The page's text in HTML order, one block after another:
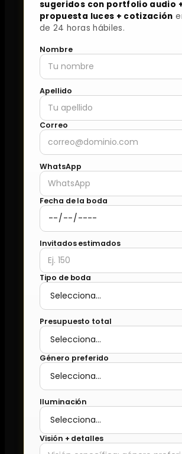
sugeridos con portfolio audio
propuesta luces + cotización
de 24 horas hábiles.
Nombre
Apellido
Correo
WhatsApp
Fecha de la boda
Invitados estimados
Tipo de boda
Presupuesto total
Género preferido
Iluminación
Visión + detalles